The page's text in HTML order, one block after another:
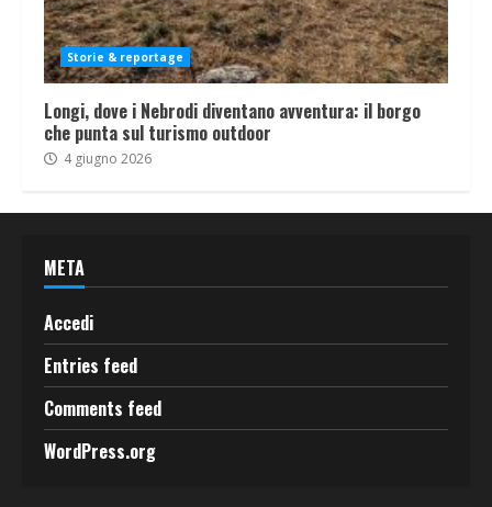
Storie & reportage
Longi, dove i Nebrodi diventano avventura: il borgo
che punta sul turismo outdoor
4 giugno 2026
META
Accedi
Entries feed
Comments feed
WordPress.org